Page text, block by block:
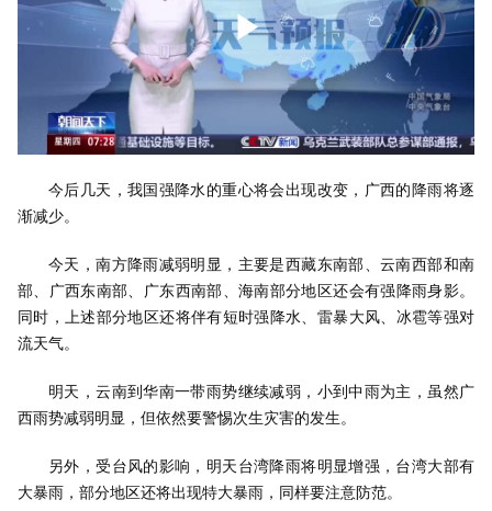
今后几天，我国强降水的重心将会出现改变，广西的降雨将逐
渐减少。
今天，南方降雨减弱明显，主要是西藏东南部、云南西部和南
部、广西东南部、广东西南部、海南部分地区还会有强降雨身影。
同时，上述部分地区还将伴有短时强降水、雷暴大风、冰雹等强对
流天气。
明天，云南到华南一带雨势继续减弱，小到中雨为主，虽然广
西雨势减弱明显，但依然要警惕次生灾害的发生。
另外，受台风的影响，明天台湾降雨将明显增强，台湾大部有
大暴雨，部分地区还将出现特大暴雨，同样要注意防范。